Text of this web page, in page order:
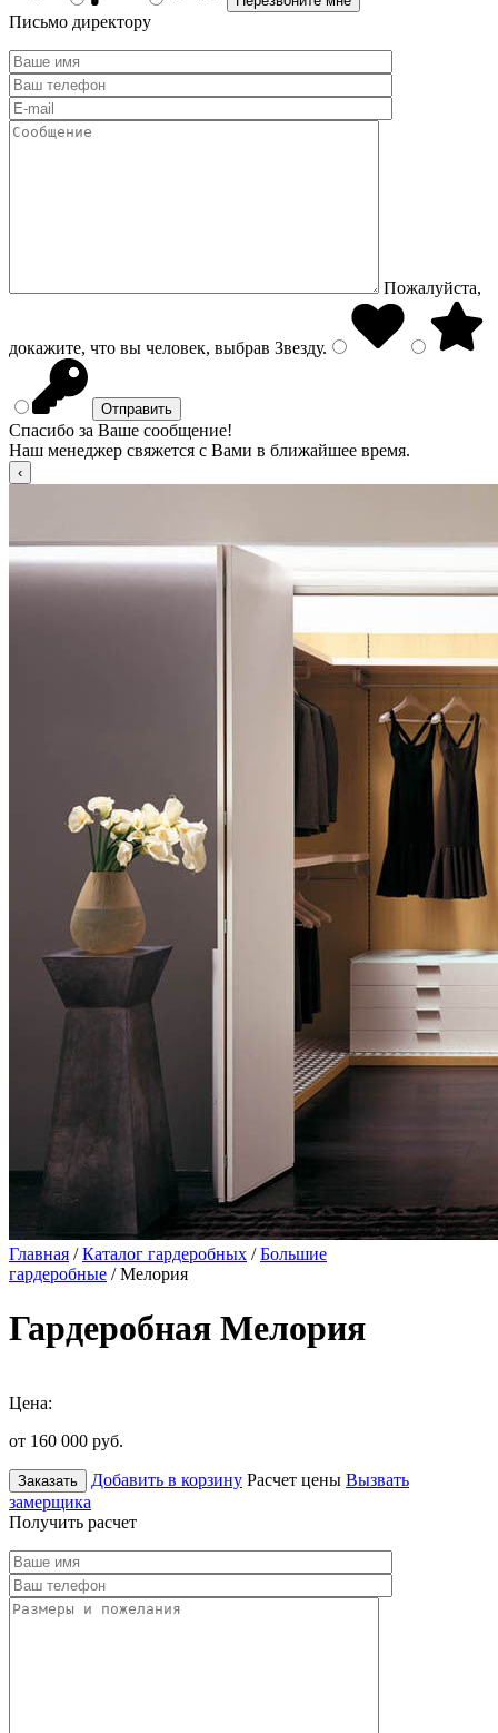
Письмо директору
Пожалуйста,
докажите, что вы человек, выбрав Звезду.
Спасибо за Ваше сообщение!
Наш менеджер свяжется с Вами в ближайшее время.
Главная /Каталог гардеробных /Большие
гардеробные / Мелория
Гардеробная Мелория
Цена:
от 160 000 руб.
Заказать Добавить в корзину Расчет цены Вызвать
замерщика
Получить расчет